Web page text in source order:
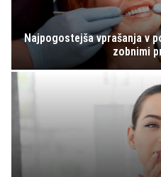
Najpogostejša vprašanja v
zobnimi